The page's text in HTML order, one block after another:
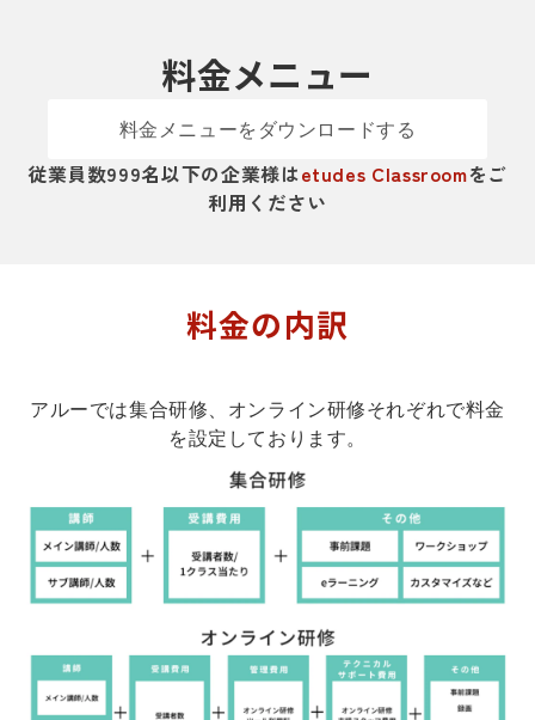
料金メニュー
料金メニューをダウンロードする
従業員数999名以下の企業様はetudes Classroomをご
利用ください
料金の内訳
アルーでは集合研修、オンライン研修それぞれで料金
を設定しております。